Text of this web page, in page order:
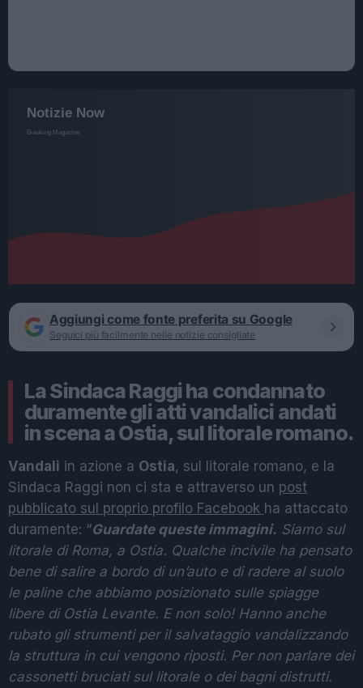
Aggiungi come fonte preferita su Google
Seguici più facilmente nelle notizie consigliate
La Sindaca Raggi ha condannato
duramente gli atti vandalici andati
in scena a Ostia, sul litorale romano.
Vandali in azione a Ostia, sul litorale romano, e la
Sindaca Raggi non ci sta e attraverso un post
pubblicato sul proprio profilo Facebook ha attaccato
duramente: “Guardate queste immagini. Siamo sul
litorale di Roma, a Ostia. Qualche incivile ha pensato
bene di salire a bordo di un’auto e di radere al suolo
le paline che abbiamo posizionato sulle spiagge
libere di Ostia Levante. E non solo! Hanno anche
rubato gli strumenti per il salvataggio vandalizzando
la struttura in cui vengono riposti. Per non parlare dei
cassonetti bruciati sul litorale o dei bagni distrutti.